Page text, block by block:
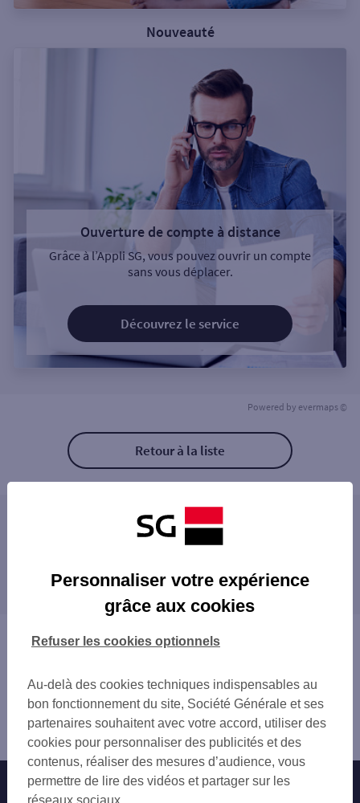
Nouveauté
Ouverture de compte à distance
Grâce à l’Appli SG, vous pouvez ouvrir un compte
sans vous déplacer.
Découvrez le service
Powered by evermaps ©
Retour à la liste
Les distributeurs/automates à proximité
BRETIGNY SUR ORGE 7 RUE DE LA PAIX
BRETIGNY SUR ORGE 10 RUE LUCIEN BOU
ARPAJON
LEROY MERLIN GENEVIEVE
ST MICHEL SUR ORGE 80 RUE DE MONTLH
OLLAINVILLE
INTERMARCHE LONGPONT
STE GENEVIEVE DES BOIS 3 RUE DES EG
BONDOUFLE
MONTLHERY
proximité
SAINTE-GENEVIÈVE-DES-BOIS
COURCOURONNES
ÉPINAY-SUR-ORGE
GRIGNY
MENNECY
ÉVRY
RIS-ORANGIS
Vous êtes ici : Accueil
Brétigny sur Orge
Distributeur/automate BRETIGNY MAISON NEUVE
Nos engagements Nous contacter
Personnaliser votre expérience
grâce aux cookies
Au-delà des cookies techniques indispensables au
bon fonctionnement du site, Société Générale et ses
partenaires souhaitent avec votre accord, utiliser des
cookies pour personnaliser des publicités et des
contenus, réaliser des mesures d’audience, vous
permettre de lire des vidéos et partager sur les
réseaux sociaux.
Refuser les cookies optionnels